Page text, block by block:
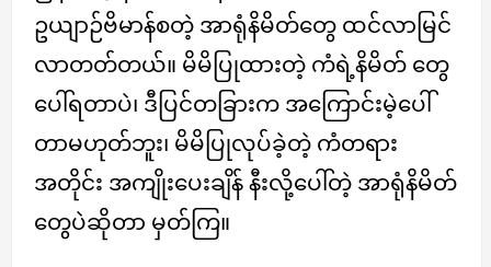
ဥယျာဉ်ဗိမာန်စတဲ့ အာရုံနိမိတ်တွေ ထင်လာမြင်
လာတတ်တယ်။ မိမိပြုထားတဲ့ ကံရဲ့နိမိတ် တွေ
ပေါ်ရတာပဲ၊ ဒီပြင်တခြားက အကြောင်းမဲ့ပေါ်
တာမဟုတ်ဘူး၊ မိမိပြုလုပ်ခဲ့တဲ့ ကံတရား
အတိုင်း အကျိုးပေးချိန် နီးလို့ပေါ်တဲ့ အာရုံနိမိတ်
တွေပဲဆိုတာ မှတ်ကြ။